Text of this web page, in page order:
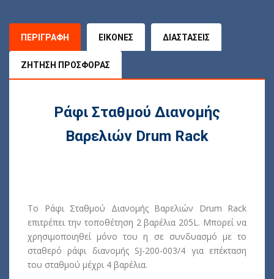
ΠΕΡΙΓΡΑΦΉ ΕΙΚΌΝΕΣ ΔΙΑΣΤΆΣΕΙΣ
ΖΉΤΗΣΗ ΠΡΟΣΦΟΡΆΣ
Ράφι Σταθμού Διανομής
Βαρελιών Drum Rack
Το Ράφι Σταθμού Διανομής Βαρελιών Drum Rack
επιτρέπει την τοποθέτηση 2 βαρέλια 205L. Μπορεί να
χρησιμοποιηθεί μόνο του η σε συνδυασμό με το
σταθερό ράφι διανομής SJ-200-003/4 για επέκταση
του σταθμού μέχρι 4 βαρέλια.